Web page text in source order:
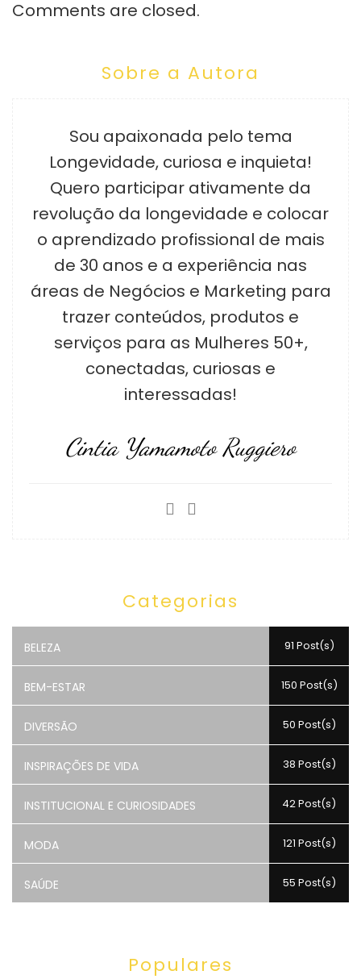
Comments are closed.
Sobre a Autora
Sou apaixonada pelo tema
Longevidade, curiosa e inquieta!
Quero participar ativamente da
revolução da longevidade e colocar
o aprendizado profissional de mais
de 30 anos e a experiência nas
áreas de Negócios e Marketing para
trazer conteúdos, produtos e
serviços para as Mulheres 50+,
conectadas, curiosas e
interessadas!
Cintia Yamamoto Ruggiero
Categorias
BELEZA 91 Post(s)
BEM-ESTAR 150 Post(s)
DIVERSÃO 50 Post(s)
INSPIRAÇÕES DE VIDA 38 Post(s)
INSTITUCIONAL E CURIOSIDADES 42 Post(s)
MODA 121 Post(s)
SAÚDE 55 Post(s)
Populares